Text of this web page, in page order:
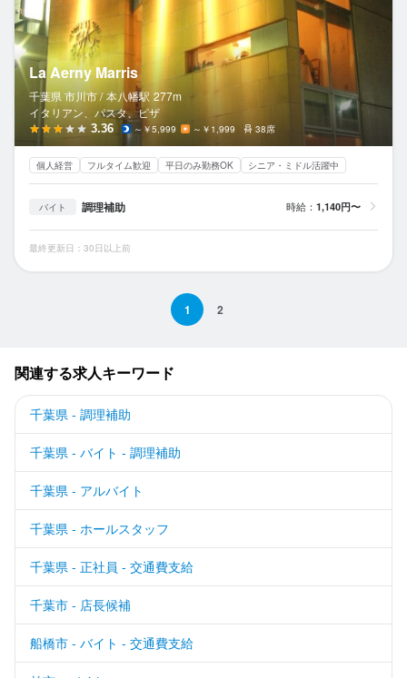
La Aerny Marris
千葉県 市川市 / 本八幡駅 277m
イタリアン、パスタ、ピザ
3.36 ～￥5,999 ～￥1,999 38席
個人経営 フルタイム歓迎 平日のみ勤務OK シニア・ミドル活躍中
バイト 調理補助 時給： 1,140円〜
最終更新日：30日以上前
1 2
関連する求人キーワード
千葉県 - 調理補助
千葉県 - バイト - 調理補助
千葉県 - アルバイト
千葉県 - ホールスタッフ
千葉県 - 正社員 - 交通費支給
千葉市 - 店長候補
船橋市 - バイト - 交通費支給